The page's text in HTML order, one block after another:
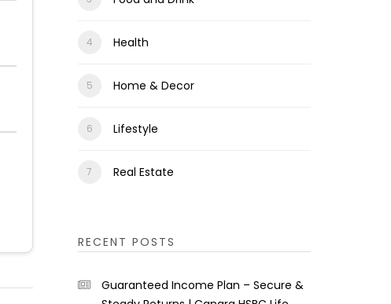
Health
Home & Decor
Lifestyle
Real Estate
RECENT POSTS
Guaranteed Income Plan – Secure &